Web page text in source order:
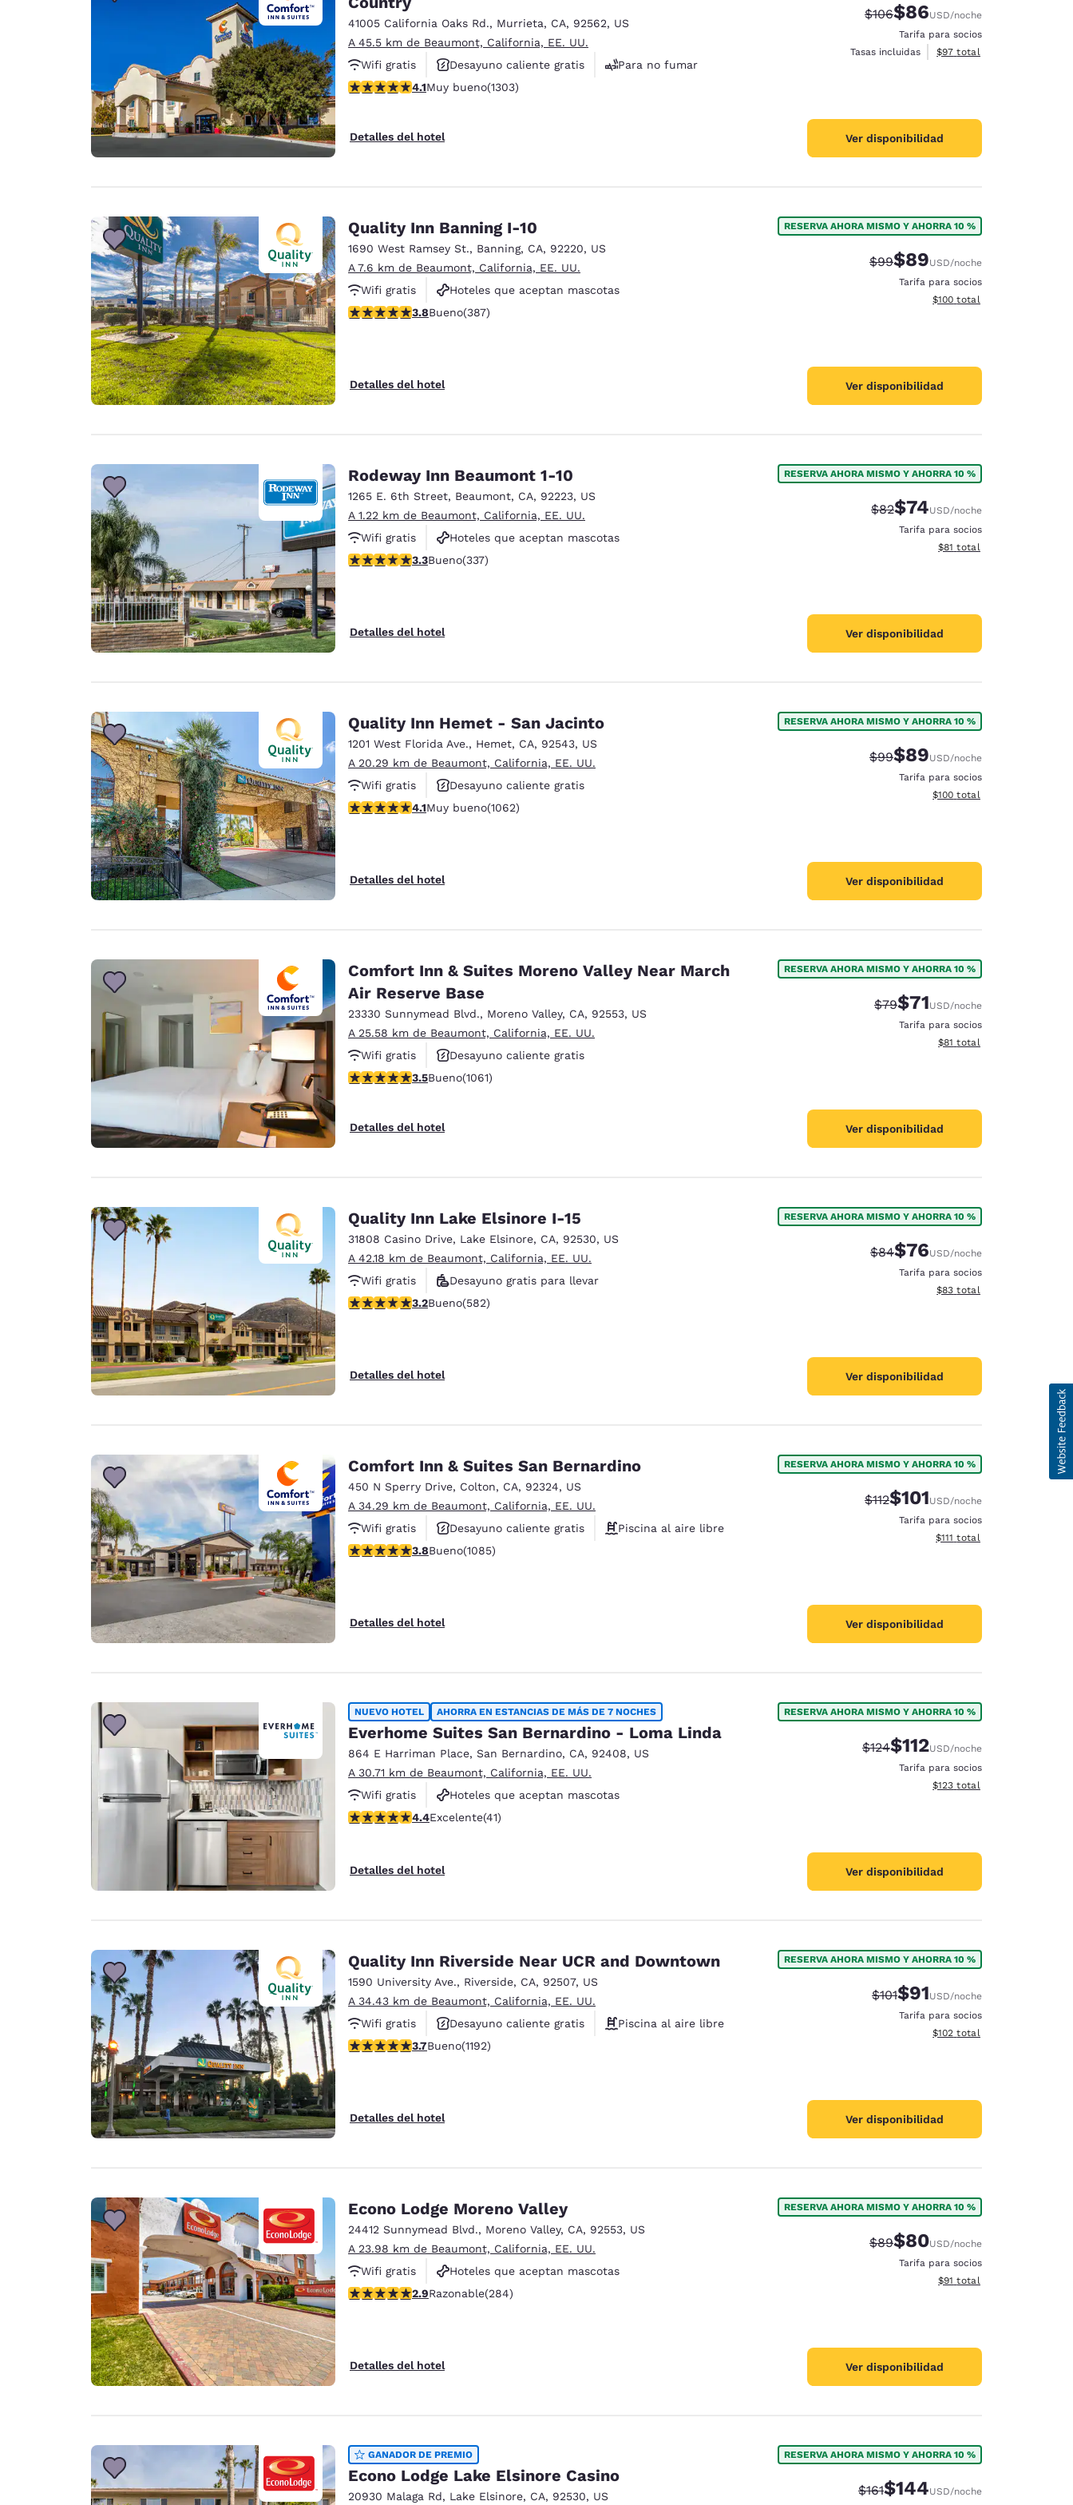
Europa
Deutschland
Deutsch English
Spain
English
United Kingdom
English
Asia-Pacífico
Australia
English
India
English
41005 California Oaks Rd., Murrieta, CA, 92562, US
A 45.5 km de Beaumont, California, EE. UU.
Wifi gratis
Desayuno caliente gratis
Para no fumar
Calificación de 4.07 estrellas. Muy bueno. 1303 reseñas
4.1Muy bueno(1303)
Detalles del hotel
Tarifa tachada:
$106Tarifa reducida:
$86USD/noche
Tarifa para socios
Tasas incluidas
Ver detalles totales
$97 total
Ver disponibilidad
Quality Inn Banning I-10
1690 West Ramsey St., Banning, CA, 92220, US
A 7.6 km de Beaumont, California, EE. UU.
Wifi gratis
Hoteles que aceptan mascotas
Piscina al aire libre
Calificación de 3.81 estrellas. Bueno. 387 reseñas
3.8Bueno(387)
Detalles del hotel
RESERVA AHORA MISMO Y AHORRA 10 %
Tarifa tachada:
$99Tarifa reducida:
$89USD/noche
Tarifa para socios
Ver detalles totales
$100 total
Ver disponibilidad
Rodeway Inn Beaumont 1-10
1265 E. 6th Street, Beaumont, CA, 92223, US
A 1.22 km de Beaumont, California, EE. UU.
Wifi gratis
Hoteles que aceptan mascotas
Piscina al aire libre
Calificación de 3.26 estrellas. Bueno. 337 reseñas
3.3Bueno(337)
Detalles del hotel
RESERVA AHORA MISMO Y AHORRA 10 %
Tarifa tachada:
$82Tarifa reducida:
$74USD/noche
Tarifa para socios
Ver detalles totales
$81 total
Ver disponibilidad
Quality Inn Hemet - San Jacinto
1201 West Florida Ave., Hemet, CA, 92543, US
A 20.29 km de Beaumont, California, EE. UU.
Wifi gratis
Desayuno caliente gratis
Hoteles que aceptan mascotas
Calificación de 4.07 estrellas. Muy bueno. 1062 reseñas
4.1Muy bueno(1062)
Detalles del hotel
RESERVA AHORA MISMO Y AHORRA 10 %
Tarifa tachada:
$99Tarifa reducida:
$89USD/noche
Tarifa para socios
Ver detalles totales
$100 total
Ver disponibilidad
Comfort Inn & Suites Moreno Valley Near March
Air Reserve Base
23330 Sunnymead Blvd., Moreno Valley, CA, 92553, US
A 25.58 km de Beaumont, California, EE. UU.
Wifi gratis
Desayuno caliente gratis
Hoteles que aceptan mascotas
Calificación de 3.54 estrellas. Bueno. 1061 reseñas
3.5Bueno(1061)
Detalles del hotel
RESERVA AHORA MISMO Y AHORRA 10 %
Tarifa tachada:
$79Tarifa reducida:
$71USD/noche
Tarifa para socios
Ver detalles totales
$81 total
Ver disponibilidad
Quality Inn Lake Elsinore I-15
31808 Casino Drive, Lake Elsinore, CA, 92530, US
A 42.18 km de Beaumont, California, EE. UU.
Wifi gratis
Desayuno gratis para llevar
Desayuno caliente gratis
Calificación de 3.23 estrellas. Bueno. 582 reseñas
3.2Bueno(582)
Detalles del hotel
RESERVA AHORA MISMO Y AHORRA 10 %
Tarifa tachada:
$84Tarifa reducida:
$76USD/noche
Tarifa para socios
Ver detalles totales
$83 total
Ver disponibilidad
Comfort Inn & Suites San Bernardino
450 N Sperry Drive, Colton, CA, 92324, US
A 34.29 km de Beaumont, California, EE. UU.
Wifi gratis
Desayuno caliente gratis
Piscina al aire libre
Calificación de 3.82 estrellas. Bueno. 1085 reseñas
3.8Bueno(1085)
Detalles del hotel
RESERVA AHORA MISMO Y AHORRA 10 %
Tarifa tachada:
$112Tarifa reducida:
$101USD/noche
Tarifa para socios
Ver detalles totales
$111 total
Ver disponibilidad
NUEVO HOTEL AHORRA EN ESTANCIAS DE MÁS DE 7 NOCHES
Everhome Suites San Bernardino - Loma Linda
864 E Harriman Place, San Bernardino, CA, 92408, US
A 30.71 km de Beaumont, California, EE. UU.
Wifi gratis
Hoteles que aceptan mascotas
Instalaciones deportivas
Calificación de 4.39 estrellas. Excelente. 41 reseñas
4.4Excelente(41)
Detalles del hotel
RESERVA AHORA MISMO Y AHORRA 10 %
Tarifa tachada:
$124Tarifa reducida:
$112USD/noche
Tarifa para socios
Ver detalles totales
$123 total
Ver disponibilidad
Quality Inn Riverside Near UCR and Downtown
1590 University Ave., Riverside, CA, 92507, US
A 34.43 km de Beaumont, California, EE. UU.
Wifi gratis
Desayuno caliente gratis
Piscina al aire libre
Calificación de 3.66 estrellas. Bueno. 1192 reseñas
3.7Bueno(1192)
Detalles del hotel
RESERVA AHORA MISMO Y AHORRA 10 %
Tarifa tachada:
$101Tarifa reducida:
$91USD/noche
Tarifa para socios
Ver detalles totales
$102 total
Ver disponibilidad
Econo Lodge Moreno Valley
24412 Sunnymead Blvd., Moreno Valley, CA, 92553, US
A 23.98 km de Beaumont, California, EE. UU.
Wifi gratis
Hoteles que aceptan mascotas
Piscina al aire libre
Calificación de 2.92 estrellas. Razonable. 284 reseñas
2.9Razonable(284)
Detalles del hotel
RESERVA AHORA MISMO Y AHORRA 10 %
Tarifa tachada:
$89Tarifa reducida:
$80USD/noche
Tarifa para socios
Ver detalles totales
$91 total
Ver disponibilidad
GANADOR DE PREMIO
Econo Lodge Lake Elsinore Casino
20930 Malaga Rd, Lake Elsinore, CA, 92530, US
RESERVA AHORA MISMO Y AHORRA 10 %
Tarifa tachada:
$161Tarifa reducida:
$144USD/noche